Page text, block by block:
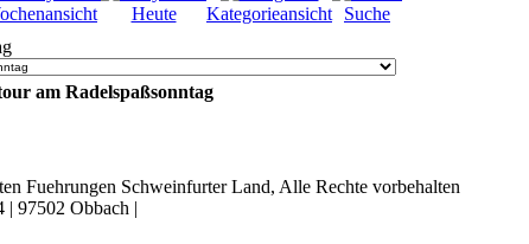
Heute Kategorieansicht
Suche
am Radelspaßsonntag
Fuehrungen Schweinfurter Land, Alle Rechte vorbehalten
| 97502 Obbach |